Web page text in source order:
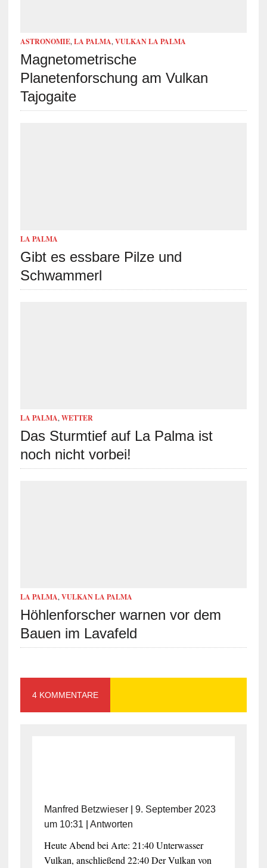
ASTRONOMIE, LA PALMA, VULKAN LA PALMA
Magnetometrische
Planetenforschung am Vulkan
Tajogaite
LA PALMA
Gibt es essbare Pilze und
Schwammerl
LA PALMA, WETTER
Das Sturmtief auf La Palma ist
noch nicht vorbei!
LA PALMA, VULKAN LA PALMA
Höhlenforscher warnen vor dem
Bauen im Lavafeld
4 KOMMENTARE
Manfred Betzwieser| 9. September 2023
um 10:31
Antworten
Heute Abend bei Arte: 21:40 Unterwasser
Vulkan, anschließend 22:40 Der Vulkan von